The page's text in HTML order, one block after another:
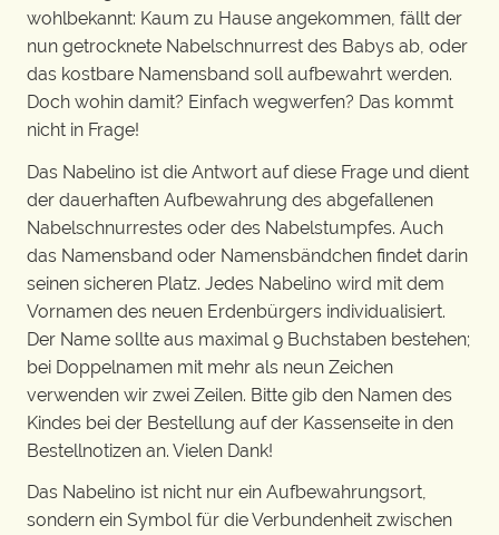
wohlbekannt: Kaum zu Hause angekommen, fällt der
nun getrocknete Nabelschnurrest des Babys ab, oder
das kostbare Namensband soll aufbewahrt werden.
Doch wohin damit? Einfach wegwerfen? Das kommt
nicht in Frage!
Das Nabelino ist die Antwort auf diese Frage und dient
der dauerhaften Aufbewahrung des abgefallenen
Nabelschnurrestes oder des Nabelstumpfes. Auch
das Namensband oder Namensbändchen findet darin
seinen sicheren Platz. Jedes Nabelino wird mit dem
Vornamen des neuen Erdenbürgers individualisiert.
Der Name sollte aus maximal 9 Buchstaben bestehen;
bei Doppelnamen mit mehr als neun Zeichen
verwenden wir zwei Zeilen. Bitte gib den Namen des
Kindes bei der Bestellung auf der Kassenseite in den
Bestellnotizen an. Vielen Dank!
Das Nabelino ist nicht nur ein Aufbewahrungsort,
sondern ein Symbol für die Verbundenheit zwischen